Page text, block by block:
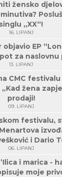
žensko
singlu „XX“!
16. LIPANJ
EP
za naslovnu
13. LIPANJ
CMC
žena
prodaji!
09. LIPANJ
festivalu,
i Dario
06. LIPANJ
i marica -
moje